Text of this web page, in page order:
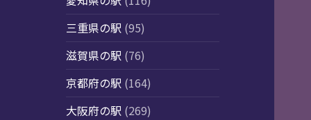
三重県の駅 (95)
滋賀県の駅 (76)
京都府の駅 (164)
大阪府の駅 (269)